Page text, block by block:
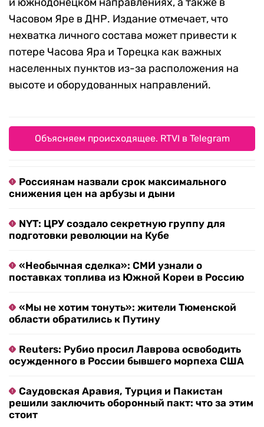
Часовом Яре в ДНР. Издание отмечает, что
нехватка личного состава может привести к
потере Часова Яра и Торецка как важных
населенных пунктов из-за расположения на
высоте и оборудованных направлений.
Объясняем происходящее. RTVI в Telegram
Россиянам назвали срок максимального
снижения цен на арбузы и дыни
NYT: ЦРУ создало секретную группу для
подготовки революции на Кубе
«Необычная сделка»: СМИ узнали о
поставках топлива из Южной Кореи в Россию
«Мы не хотим тонуть»: жители Тюменской
области обратились к Путину
Reuters: Рубио просил Лаврова освободить
осужденного в России бывшего морпеха США
Саудовская Аравия, Турция и Пакистан
решили заключить оборонный пакт: что за этим
стоит